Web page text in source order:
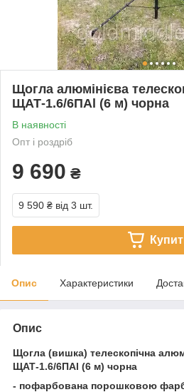
Щогла алюмінієва
ЩАТ-1.6/6ПAl (6 м) чорна
В наявності
Опт і роздріб
9 690 ₴
9 590 ₴ від 3 шт.
Опис Характеристики
Опис
Щогла (вишка) телескопічна
ЩАТ-1.6/6ПAl (6 м) чорна
- пофарбована порошковою